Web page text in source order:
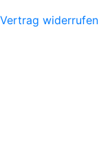
Vertrag widerrufen